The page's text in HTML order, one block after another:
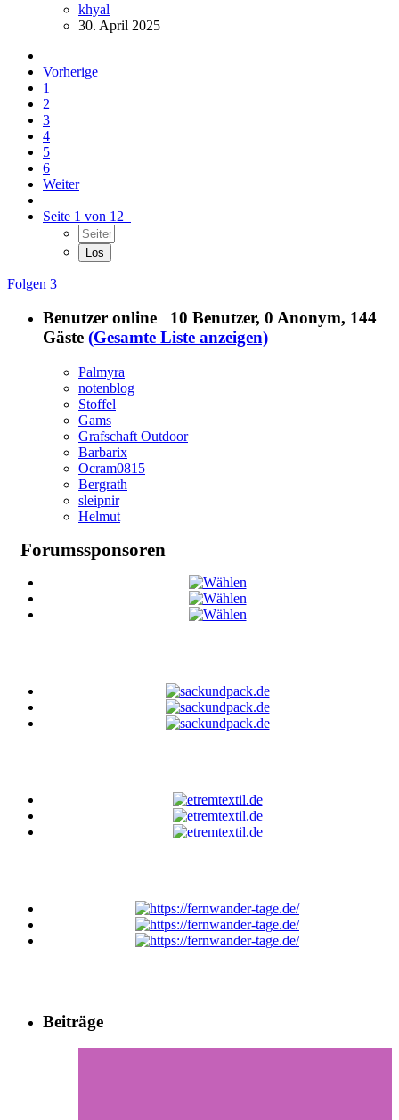
khyal
30. April 2025
Vorherige
1
2
3
4
5
6
Weiter
Seite 1 von 12
Folgen 3
Benutzer online 10 Benutzer, 0 Anonym, 144
Gäste (Gesamte Liste anzeigen)
Palmyra
notenblog
Stoffel
Gams
Grafschaft Outdoor
Barbarix
Ocram0815
Bergrath
sleipnir
Helmut
Forumssponsoren
Beiträge